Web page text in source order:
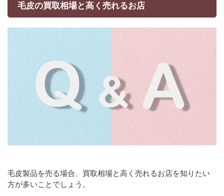
毛皮の買取相場と高く売れるお店
毛皮製品を売る場合、買取相場と高く売れるお店を知りたい
方が多いことでしょう。